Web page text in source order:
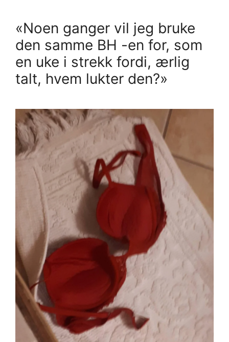
«Noen ganger vil jeg bruke
den samme BH -en for, som
en uke i strekk fordi, ærlig
talt, hvem lukter den?»